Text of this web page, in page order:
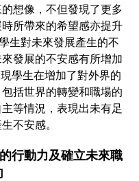
想像，不但發現了更多
所帶來的希望感亦提升
生對未來發展產生的不
發展的不安感有所增加
學生在增加了對外界的
括世界的轉變和職場的
等情況，表現出未有足
不安感。
行動力及確立未來職